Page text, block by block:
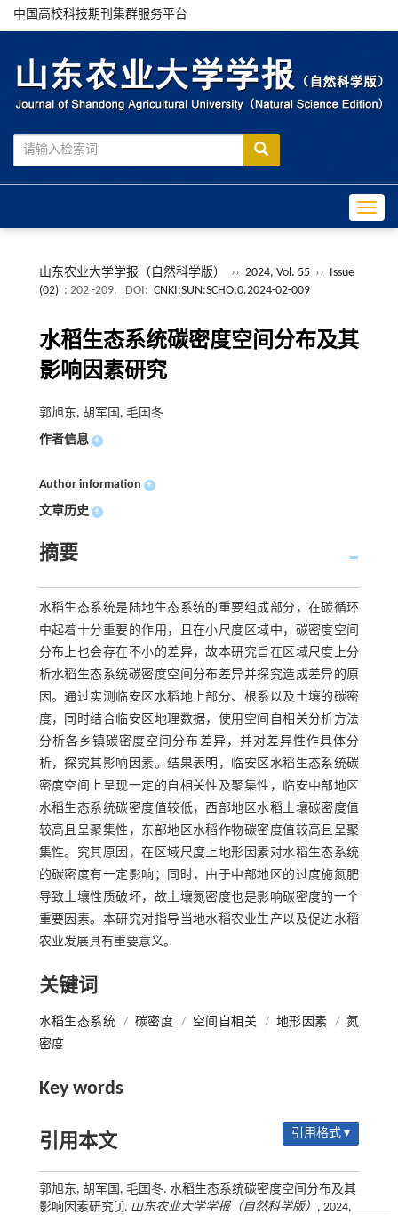
中国高校科技期刊集群服务平台
山东农业大学学报（自然科学版） ›› 2024, Vol. 55 ›› Issue
(02) : 202 -209. DOI: CNKI:SUN:SCHO.0.2024-02-009
水稻生态系统碳密度空间分布及其
影响因素研究
郭旭东, 胡军国, 毛国冬
作者信息 +
Author information +
文章历史 +
摘要
水稻生态系统是陆地生态系统的重要组成部分，在碳循环
中起着十分重要的作用，且在小尺度区域中，碳密度空间
分布上也会存在不小的差异，故本研究旨在区域尺度上分
析水稻生态系统碳密度空间分布差异并探究造成差异的原
因。通过实测临安区水稻地上部分、根系以及土壤的碳密
度，同时结合临安区地理数据，使用空间自相关分析方法
分析各乡镇碳密度空间分布差异，并对差异性作具体分
析，探究其影响因素。结果表明，临安区水稻生态系统碳
密度空间上呈现一定的自相关性及聚集性，临安中部地区
水稻生态系统碳密度值较低，西部地区水稻土壤碳密度值
较高且呈聚集性，东部地区水稻作物碳密度值较高且呈聚
集性。究其原因，在区域尺度上地形因素对水稻生态系统
的碳密度有一定影响；同时，由于中部地区的过度施氮肥
导致土壤性质破坏，故土壤氮密度也是影响碳密度的一个
重要因素。本研究对指导当地水稻农业生产以及促进水稻
农业发展具有重要意义。
关键词
水稻生态系统 / 碳密度 / 空间自相关 / 地形因素 / 氮
密度
Key words
引用本文 引用格式 ▾
郭旭东, 胡军国, 毛国冬. 水稻生态系统碳密度空间分布及其
影响因素研究[J]. 山东农业大学学报（自然科学版） , 2024,